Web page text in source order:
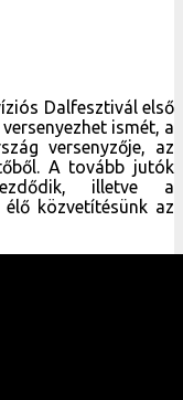
Dalfesztivál első
ismét, a
versenyzője, az
A tovább jutók
illetve a
közvetítésünk az